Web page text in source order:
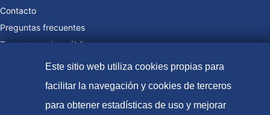
Contacto
Preguntas frecuentes
Tasas y precios públicos
Formas de pago
Este sitio web utiliza cookies propias para
facilitar la navegación y cookies de terceros
para obtener estadísticas de uso y mejorar